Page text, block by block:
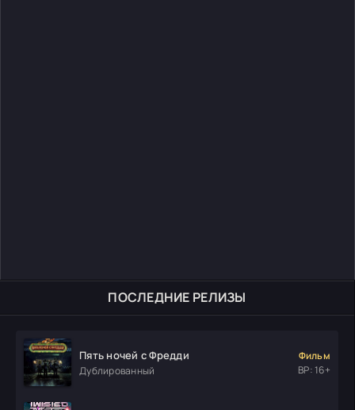
ПОСЛЕДНИЕ РЕЛИЗЫ
Пять ночей с Фредди
Дублированный
Фильм
ВР: 16+